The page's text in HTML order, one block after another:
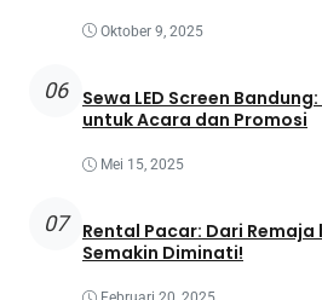
Oktober 9, 2025
06
Sewa LED Screen
untuk Acara dan Promosi
Mei 15, 2025
07
Rental Pacar: Dari
Semakin Diminati!